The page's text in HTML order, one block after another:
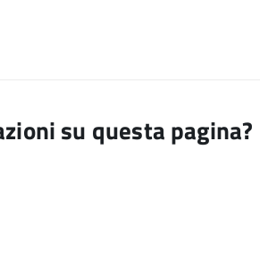
su questa pagina?